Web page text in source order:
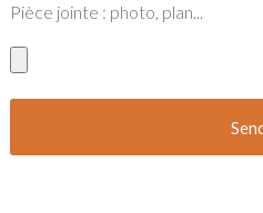
Pièce jointe : photo, plan...